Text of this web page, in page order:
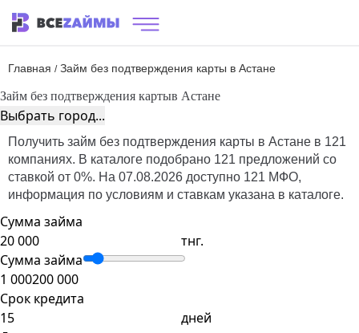
Главная / Займ без подтверждения карты в Астане
Займ без подтверждения картыв Астане
Выбрать город...
Получить займ без подтверждения карты в Астане в 121
компаниях. В каталоге подобрано 121 предложений со
ставкой от 0%. На 07.08.2026 доступно 121 МФО,
информация по условиям и ставкам указана в каталоге.
Сумма займа
тнг.
Сумма займа
1 000200 000
Срок кредита
дней